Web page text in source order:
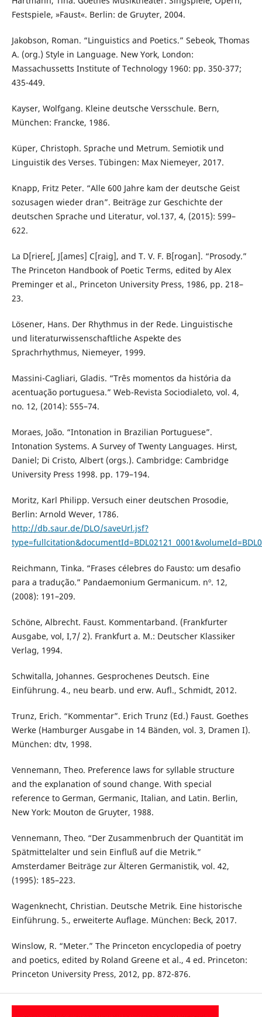
Festspiele, »Faust«. Berlin: de Gruyter, 2004.
Jakobson, Roman. “Linguistics and Poetics.” Sebeok, Thomas
A. (org.) Style in Language. New York, London:
Massachussetts Institute of Technology 1960: pp. 350-377;
435-449.
Kayser, Wolfgang. Kleine deutsche Versschule. Bern,
München: Francke, 1986.
Küper, Christoph. Sprache und Metrum. Semiotik und
Linguistik des Verses. Tübingen: Max Niemeyer, 2017.
Knapp, Fritz Peter. “Alle 600 Jahre kam der deutsche Geist
sozusagen wieder dran”. Beiträge zur Geschichte der
deutschen Sprache und Literatur, vol.137, 4, (2015): 599–
622.
La D[riere[, J[ames] C[raig], and T. V. F. B[rogan]. “Prosody.”
The Princeton Handbook of Poetic Terms, edited by Alex
Preminger et al., Princeton University Press, 1986, pp. 218–
23.
Lösener, Hans. Der Rhythmus in der Rede. Linguistische
und literaturwissenschaftliche Aspekte des
Sprachrhythmus, Niemeyer, 1999.
Massini-Cagliari, Gladis. “Três momentos da história da
acentuação portuguesa.” Web-Revista Sociodialeto, vol. 4,
no. 12, (2014): 555–74.
Moraes, João. “Intonation in Brazilian Portuguese”.
Intonation Systems. A Survey of Twenty Languages. Hirst,
Daniel; Di Cristo, Albert (orgs.). Cambridge: Cambridge
University Press 1998. pp. 179–194.
Moritz, Karl Philipp. Versuch einer deutschen Prosodie,
Berlin: Arnold Wever, 1786.
http://db.saur.de/DLO/saveUrl.jsf?
Reichmann, Tinka. “Frases célebres do Fausto: um desafio
para a tradução.” Pandaemonium Germanicum. nº. 12,
(2008): 191–209.
Schöne, Albrecht. Faust. Kommentarband. (Frankfurter
Ausgabe, vol, I,7/ 2). Frankfurt a. M.: Deutscher Klassiker
Verlag, 1994.
Schwitalla, Johannes. Gesprochenes Deutsch. Eine
Einführung. 4., neu bearb. und erw. Aufl., Schmidt, 2012.
Trunz, Erich. “Kommentar”. Erich Trunz (Ed.) Faust. Goethes
Werke (Hamburger Ausgabe in 14 Bänden, vol. 3, Dramen I).
München: dtv, 1998.
Vennemann, Theo. Preference laws for syllable structure
and the explanation of sound change. With special
reference to German, Germanic, Italian, and Latin. Berlin,
New York: Mouton de Gruyter, 1988.
Vennemann, Theo. “Der Zusammenbruch der Quantität im
Spätmittelalter und sein Einfluß auf die Metrik.”
Amsterdamer Beiträge zur Älteren Germanistik, vol. 42,
(1995): 185–223.
Wagenknecht, Christian. Deutsche Metrik. Eine historische
Einführung. 5., erweiterte Auflage. München: Beck, 2017.
Winslow, R. “Meter.” The Princeton encyclopedia of poetry
and poetics, edited by Roland Greene et al., 4 ed. Princeton:
Princeton University Press, 2012, pp. 872-876.